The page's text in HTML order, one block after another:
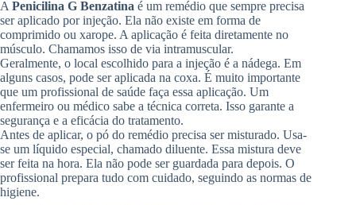
A Penicilina G Benzatina é um remédio que sempre precisa
ser aplicado por injeção. Ela não existe em forma de
comprimido ou xarope. A aplicação é feita diretamente no
músculo. Chamamos isso de via intramuscular.
Geralmente, o local escolhido para a injeção é a nádega. Em
alguns casos, pode ser aplicada na coxa. É muito importante
que um profissional de saúde faça essa aplicação. Um
enfermeiro ou médico sabe a técnica correta. Isso garante a
segurança e a eficácia do tratamento.
Antes de aplicar, o pó do remédio precisa ser misturado. Usa-
se um líquido especial, chamado diluente. Essa mistura deve
ser feita na hora. Ela não pode ser guardada para depois. O
profissional prepara tudo com cuidado, seguindo as normas de
higiene.